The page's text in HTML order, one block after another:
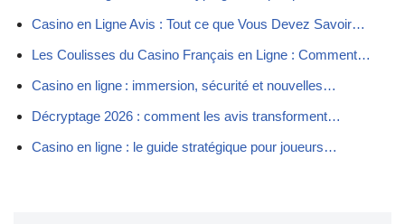
Casino en Ligne Avis : Tout ce que Vous Devez Savoir…
Les Coulisses du Casino Français en Ligne : Comment…
Casino en ligne : immersion, sécurité et nouvelles…
Décryptage 2026 : comment les avis transforment…
Casino en ligne : le guide stratégique pour joueurs…